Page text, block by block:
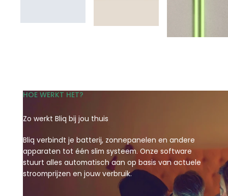
HOE WERKT HET?
Zo werkt Bliq bij jou thuis
Bliq verbindt je batterij, zonnepanelen en andere
apparaten tot één slim systeem. Onze software
stuurt alles automatisch aan op basis van actuele
stroomprijzen en jouw verbruik.